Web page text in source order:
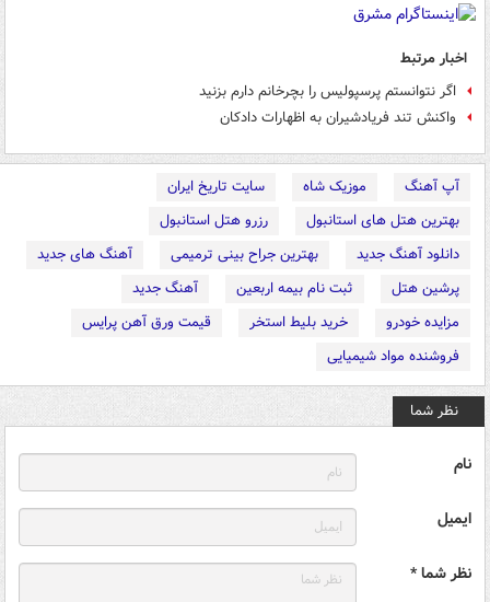
اخبار مرتبط
اگر نتوانستم پرسپولیس را بچرخانم دارم بزنید
واکنش تند فریادشیران به اظهارات دادکان
آپ آهنگ موزیک شاه
سایت تاریخ ایران
بهترین هتل های استانبول
رزرو هتل استانبول
دانلود آهنگ جدید
بهترین جراح بینی ترمیمی
آهنگ های جدید
پرشین هتل
ثبت نام بیمه اربعین
آهنگ جدید
مزایده خودرو
خرید بلیط استخر
قیمت ورق آهن پرایس
فروشنده مواد شیمیایی
نظر شما
نام
ایمیل
نظر شما *